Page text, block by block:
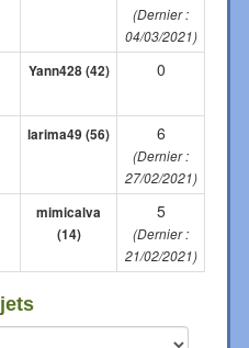
(Dernier :
04/03/2021)
Yann428 (42) 0
larima49 (56) 6
(Dernier :
27/02/2021)
mimicalva
(14)
5
(Dernier :
21/02/2021)